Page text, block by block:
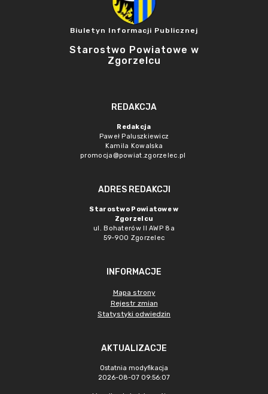
Biuletyn Informacji Publicznej
Starostwo Powiatowe w
Zgorzelcu
REDAKCJA
Redakcja
Paweł Paluszkiewicz
Kamila Kowalska
promocja@powiat.zgorzelec.pl
ADRES REDAKCJI
Starostwo Powiatowe w
Zgorzelcu
ul. Bohaterów II AWP 8a
59-900 Zgorzelec
INFORMACJE
Mapa strony
Rejestr zmian
Statystyki odwiedzin
AKTUALIZACJE
Ostatnia modyfikacja
2026-08-07 09:56:07